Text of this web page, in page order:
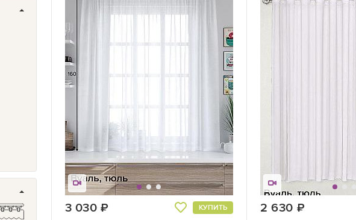
3 030 КУПИТЬ 2 630